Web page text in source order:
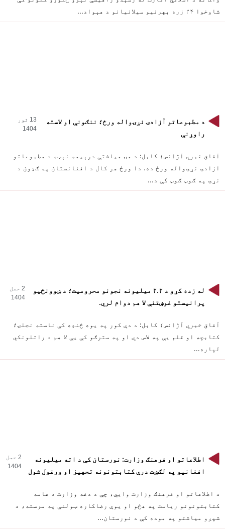
شاوخوا ۲۴ زره بهرنیو سیلانیانو د هېواد...
د مطبوعاتو آزادۍ نړۍواله ورځ؛ ننګونې او لاسته
راوړنې
13 ثور
1404
آفاق خبري آژانس؛ کابل: د مۍ میاشتې درېیمه نېټه د مطبوعاتو
آزادۍ نړۍواله ورځ ده. دا ورځ هر کال د افغانستان په ګډون د
نړۍ په ګوټ ګوټ کې د...
له زده کړو د ۲.۲ میلیونه نجونو محرومیت؛ د ښوونځیو
پرانیستو غوښتنې لا هم دوام لري.
2 حمل
1404
آفاق خبري آژانس؛ کابل: د دې کور په یوه څنډه کې ناسته نجلۍ؛
کتابچه او قلم یې په لاس دي او په سترګو کې یې لا هم د راتلونکي
لپاره...
اطلاعاتو او فرهنګ وزارت: نورستان کې د اته میلیونه
افغانیو په لګښت درې کتابتونونه تجهیز او ورغول شول
2 حمل
1404
د اطلاعاتو او فرهنګ وزارت وایي، چې د دغه وزارت د عامه
کتابتونونو ریاست په هڅو او یوې رضاکاره ټولنې په مرسته، د
شپږو میاشتو په موده کې د نورستان...